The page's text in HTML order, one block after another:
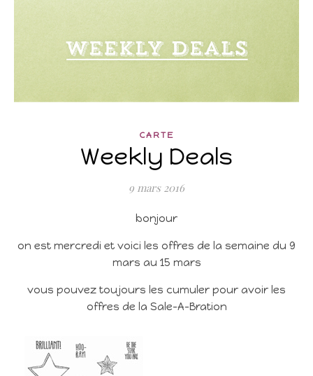
CARTE
Weekly Deals
9 mars 2016
bonjour
on est mercredi et voici les offres de la semaine du 9
mars au 15 mars
vous pouvez toujours les cumuler pour avoir les
offres de la Sale-A-Bration